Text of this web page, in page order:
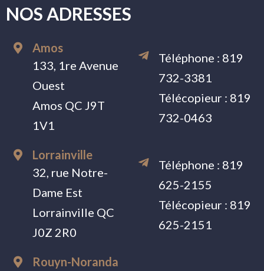
NOS ADRESSES
Amos
133, 1re Avenue
Ouest
Amos QC J9T
1V1
Téléphone : 819
732-3381
Télécopieur : 819
732-0463
Lorrainville
32, rue Notre-
Dame Est
Lorrainville QC
J0Z 2R0
Téléphone : 819
625-2155
Télécopieur : 819
625-2151
Rouyn-Noranda